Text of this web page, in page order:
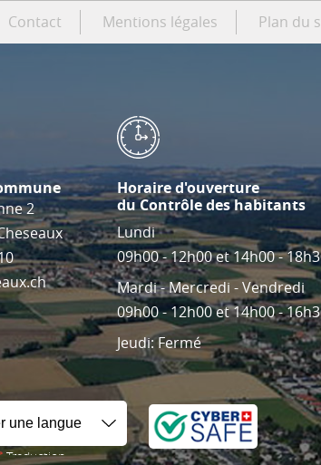
Contact Mentions légales Plan du
2
Horaire d'ouverture
du Contrôle des habitants
Lundi
09h00 - 12h00 et 14h00 -
Mardi - Mercredi - Vendredi
09h00 - 12h00 et 14h00 -
Jeudi: Fermé
Traduction